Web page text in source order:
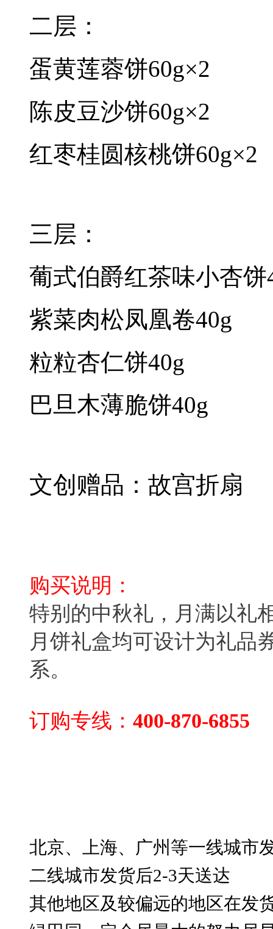
二层：
蛋黄莲蓉饼60g×2
陈皮豆沙饼60g×2
红枣桂圆核桃饼60g×2
三层：
葡式伯爵红茶味小杏饼
紫菜肉松凤凰卷40g
粒粒杏仁饼40g
巴旦木薄脆饼40g
文创赠品：故宫折扇
购买说明：
特别的中秋礼，月满以礼
月饼礼盒均可设计为礼品
系。
订购专线： 400-870-6855
北京、上海、广州等一线城市
二线城市发货后2-3天送达
其他地区及较偏远的地区在发